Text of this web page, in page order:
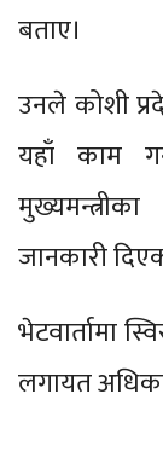
बताए।
उनले कोशी
यहाँ काम
जानकारी
भेटवार्तामा
लगायत